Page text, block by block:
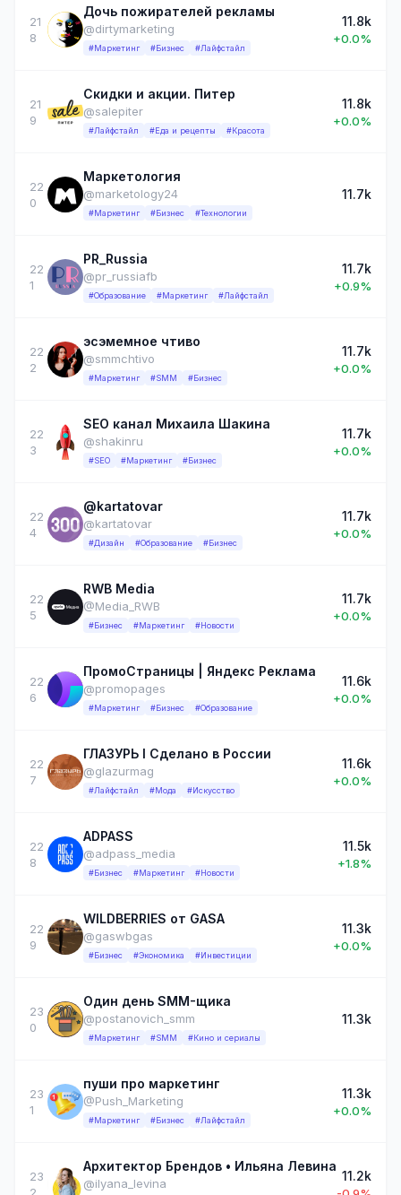
21
8
Дочь пожирателей рекламы
@dirtymarketing
#Маркетинг #Бизнес #Лайфстайл
11.8k
+0.0%
21
9
Скидки и акции. Питер
@salepiter
#Лайфстайл #Еда и рецепты #Красота
11.8k
+0.0%
22
0
Маркетология
@marketology24
#Маркетинг #Бизнес #Технологии
11.7k
22
1
PR_Russia
@pr_russiafb
#Образование #Маркетинг #Лайфстайл
11.7k
+0.9%
22
2
эсэмемное чтиво
@smmchtivo
#Маркетинг #SMM #Бизнес
11.7k
+0.0%
22
3
SEO канал Михаила Шакина
@shakinru
#SEO #Маркетинг #Бизнес
11.7k
+0.0%
22
4
@kartatovar
@kartatovar
#Дизайн #Образование #Бизнес
11.7k
+0.0%
22
5
RWB Media
@Media_RWB
#Бизнес #Маркетинг #Новости
11.7k
+0.0%
22
6
ПромоСтраницы | Яндекс Реклама
@promopages
#Маркетинг #Бизнес #Образование
11.6k
+0.0%
22
7
ГЛАЗУРЬ l Сделано в России
@glazurmag
#Лайфстайл #Мода #Искусство
11.6k
+0.0%
22
8
ADPASS
@adpass_media
#Бизнес #Маркетинг #Новости
11.5k
+1.8%
22
9
WILDBERRIES от GASA
@gaswbgas
#Бизнес #Экономика #Инвестиции
11.3k
+0.0%
23
0
Один день SMM-щика
@postanovich_smm
#Маркетинг #SMM #Кино и сериалы
11.3k
23
1
пуши про маркетинг
@Push_Marketing
#Маркетинг #Бизнес #Лайфстайл
11.3k
+0.0%
23
2
Архитектор Брендов • Ильяна Левина
@ilyana_levina
11.2k